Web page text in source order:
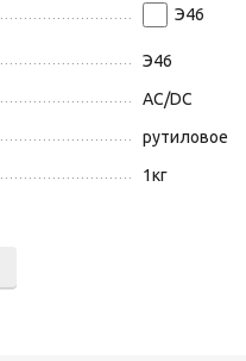
Э46
Э46
AC/DC
рутиловое
1кг